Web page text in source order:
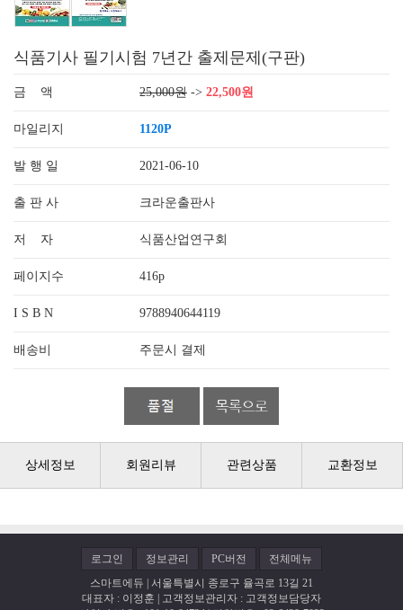
식품기사 필기시험 7년간 출제문제(구판)
금 액 25,000원 -> 22,500원
마일리지 1120P
발 행 일 2021-06-10
출 판 사 크라운출판사
저 자 식품산업연구회
페이지수 416p
I S B N 9788940644119
배송비 주문시 결제
상세정보 회원리뷰 관련상품 교환정보
로그인 정보관리 PC버전
전체메뉴
스마트에듀 | 서울특별시 종로구 율곡로 13길 21
대표자 : 이정훈 | 고객정보관리자 : 고객정보담당자